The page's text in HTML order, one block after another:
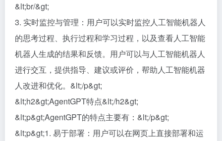
&lt;br/&gt;
3. 实时监控与管理：用户可以实时监控人工智能机器人
的思考过程、执行过程和学习过程，以及查看人工智能
机器人生成的结果和反馈。用户可以与人工智能机器人
进行交互，提供指导、建议或评价，帮助人工智能机器
人改进和优化。&lt;/p&gt;
&lt;h2&gt;AgentGPT特点&lt;/h2&gt;
&lt;p&gt;AgentGPT的特点主要有：&lt;/p&gt;
&lt;p&gt;1. 易于部署：用户可以在网页上直接部署和运